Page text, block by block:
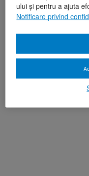
ului și pentru a ajuta
Notificare privind